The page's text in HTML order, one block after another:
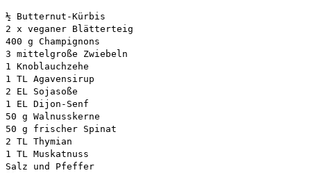
½ Butternut-Kürbis
2 x veganer Blätterteig
400 g Champignons
3 mittelgroße Zwiebeln
1 Knoblauchzehe
1 TL Agavensirup
2 EL Sojasoße
1 EL Dijon-Senf
50 g Walnusskerne
50 g frischer Spinat
2 TL Thymian
1 TL Muskatnuss
Salz und Pfeffer